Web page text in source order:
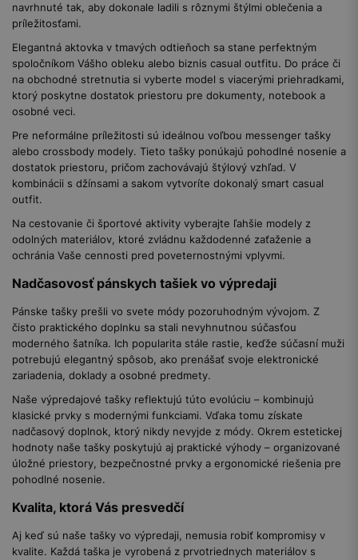
navrhnuté tak, aby dokonale ladili s rôznymi štýlmi oblečenia a
príležitosťami.
Elegantná aktovka v tmavých odtieňoch sa stane perfektným
spoločníkom Vášho obleku alebo biznis casual outfitu. Do práce či
na obchodné stretnutia si vyberte model s viacerými priehradkami,
ktorý poskytne dostatok priestoru pre dokumenty, notebook a
osobné veci.
Pre neformálne príležitosti sú ideálnou voľbou messenger tašky
alebo crossbody modely. Tieto tašky ponúkajú pohodlné nosenie a
dostatok priestoru, pričom zachovávajú štýlový vzhľad. V
kombinácii s džínsami a sakom vytvoríte dokonalý smart casual
outfit.
Na cestovanie či športové aktivity vyberajte ľahšie modely z
odolných materiálov, ktoré zvládnu každodenné zaťaženie a
ochránia Vaše cennosti pred poveternostnými vplyvmi.
Nadčasovosť pánskych tašiek vo výpredaji
Pánske tašky prešli vo svete módy pozoruhodným vývojom. Z
čisto praktického doplnku sa stali nevyhnutnou súčasťou
moderného šatníka. Ich popularita stále rastie, keďže súčasní muži
potrebujú elegantný spôsob, ako prenášať svoje elektronické
zariadenia, doklady a osobné predmety.
Naše výpredajové tašky reflektujú túto evolúciu – kombinujú
klasické prvky s modernými funkciami. Vďaka tomu získate
nadčasový doplnok, ktorý nikdy nevyjde z módy. Okrem estetickej
hodnoty naše tašky poskytujú aj praktické výhody – organizované
úložné priestory, bezpečnostné prvky a ergonomické riešenia pre
pohodlné nosenie.
Kvalita, ktorá Vás presvedčí
Aj keď sú naše tašky vo výpredaji, nemusia robiť kompromisy v
kvalite. Každá taška je vyrobená z prvotriednych materiálov s